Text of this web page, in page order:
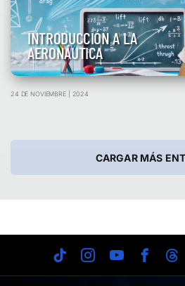
INTRODUCCIÓN A LA
AERONÁUTICA
24 DE NOVIEMBRE | 2024
CARGAR MÁS